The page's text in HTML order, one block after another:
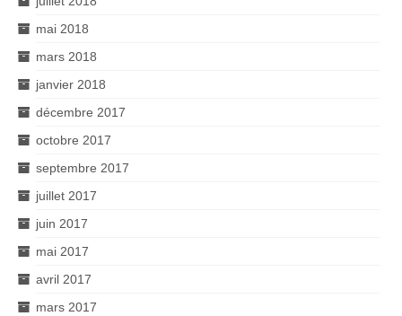
mai 2018
mars 2018
janvier 2018
décembre 2017
octobre 2017
septembre 2017
juillet 2017
juin 2017
mai 2017
avril 2017
mars 2017